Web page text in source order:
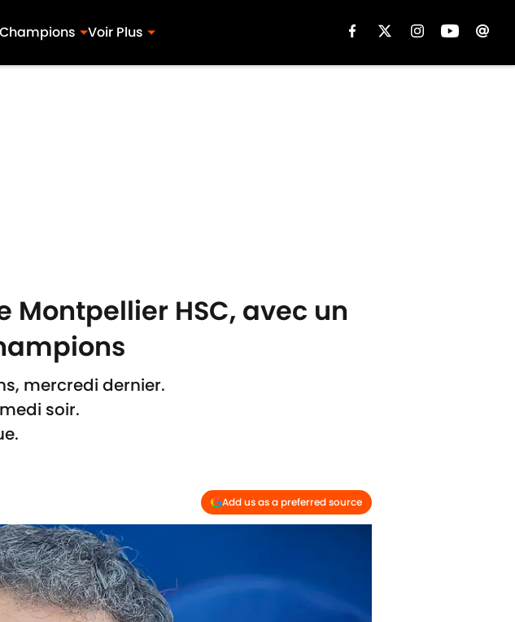
Voir Plus
Montpellier HSC, avec un
mercredi dernier.
soir.
Add us as a preferred source